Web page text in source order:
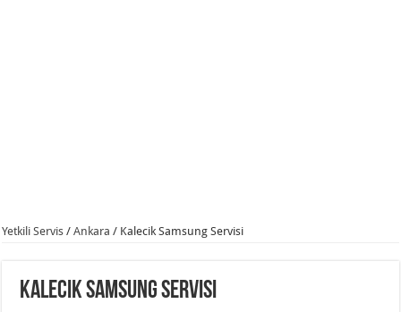
Yetkili Servis / Ankara / Kalecik Samsung Servisi
Kalecik Samsung Servisi